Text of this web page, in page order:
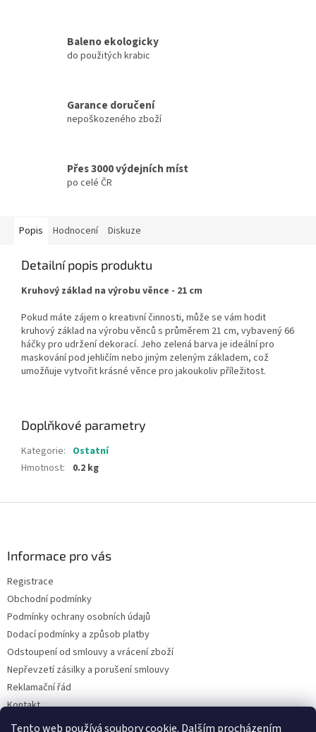
Tento web používá soubory cookie. Dalším procházením
Baleno ekologicky
do použitých krabic
Garance doručení
nepoškozeného zboží
Přes 3000 výdejních míst
po celé ČR
Popis Hodnocení Diskuze
Detailní popis produktu
Kruhový základ na výrobu věnce - 21 cm
Pokud máte zájem o kreativní činnosti, může se vám hodit
kruhový základ na výrobu věnců s průměrem 21 cm, vybavený 66
háčky pro udržení dekorací. Jeho zelená barva je ideální pro
maskování pod jehličím nebo jiným zeleným základem, což
umožňuje vytvořit krásné věnce pro jakoukoliv příležitost.
Doplňkové parametry
Kategorie: Ostatní
Hmotnost: 0.2 kg
Informace pro vás
Registrace
Obchodní podmínky
Podmínky ochrany osobních údajů
Dodací podmínky a způsob platby
Odstoupení od smlouvy a vrácení zboží
Nepřevzetí zásilky a porušení smlouvy
Reklamační řád
Kontakt
Napište nám